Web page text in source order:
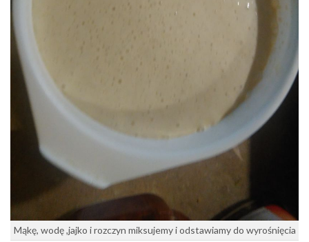
Mąkę, wodę ,jajko i rozczyn miksujemy i odstawiamy do wyrośnięcia